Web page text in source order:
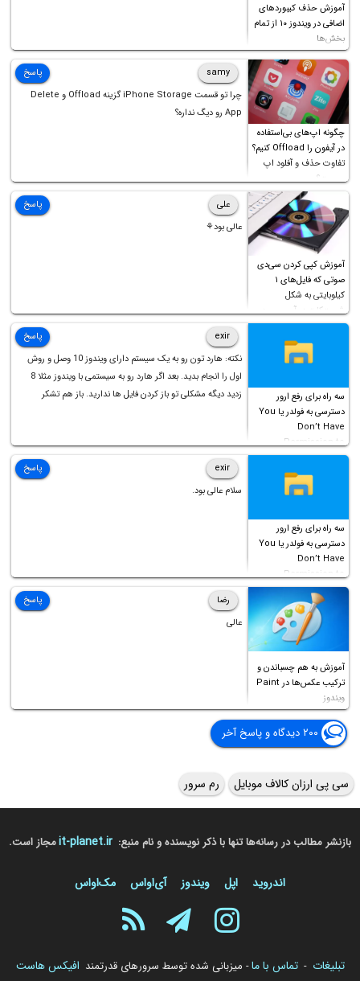
آموزش حذف کیبوردهای
اضافی در ویندوز ۱۰ از تمام
بخش‌ها
چگونه اپ‌های بی‌استفاده
در آیفون را Offload کنیم؟
تفاوت حذف و آفلود اپ
چیست؟
samy
چرا تو قسمت iPhone Storage گزینه Offload و Delete
App رو دیگ نداره؟
پاسخ
آموزش کپی کردن سی‌دی
صوتی که فایل‌های ۱
کیلوبایتی به شکل
شورت‌کات در آن موجود
است!
علی
عالی بود⚘
پاسخ
سه راه برای رفع ارور
دسترسی به فولدر یا You
Don’t Have
Permission to
Access this folder
exir
نکته: هارد تون رو به یک سیستم دارای ویندوز 10 وصل و روش
اول را انجام بدید. بعد اگر هارد رو به سیستمی با ویندوز مثلا 8
زدید دیگه مشکلی تو باز کردن فایل ها ندارید. باز هم تشکر
پاسخ
سه راه برای رفع ارور
دسترسی به فولدر یا You
Don’t Have
Permission to
Access this folder
exir
سلام عالی بود.
پاسخ
آموزش به هم چسباندن و
ترکیب عکس‌ها در Paint
ویندوز
رضا
عالی
پاسخ
۲۰۰ دیدگاه و پاسخ آخر
سی پی ارزان کالاف موبایل رم سرور
بازنشر مطالب در رسانه‌ها تنها با ذکر نویسنده و نام منبع: it-planet.irمجاز است.
اندروید اپل ویندوز آی‌او‌اس مک‌او‌اس
تبلیغات - تماس با ما- میزبانی شده توسط سرورهای قدرتمند افیکس هاست